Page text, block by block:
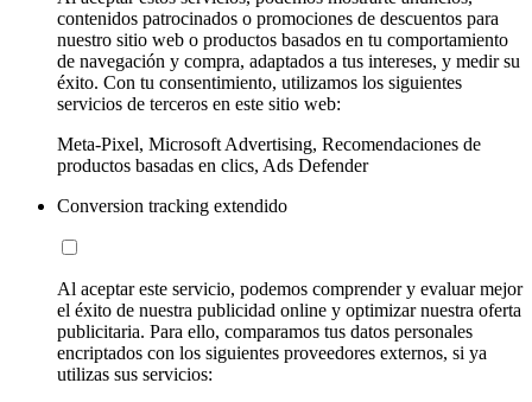
contenidos patrocinados o promociones de descuentos para
nuestro sitio web o productos basados en tu comportamiento
de navegación y compra, adaptados a tus intereses, y medir su
éxito. Con tu consentimiento, utilizamos los siguientes
servicios de terceros en este sitio web:
Meta-Pixel, Microsoft Advertising, Recomendaciones de
productos basadas en clics, Ads Defender
Conversion tracking extendido
Al aceptar este servicio, podemos comprender y evaluar mejor
el éxito de nuestra publicidad online y optimizar nuestra oferta
publicitaria. Para ello, comparamos tus datos personales
encriptados con los siguientes proveedores externos, si ya
utilizas sus servicios: